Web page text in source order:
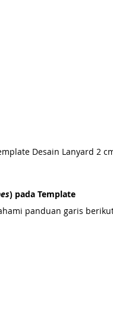
Desain Lanyard 2
) pada Template
panduan garis